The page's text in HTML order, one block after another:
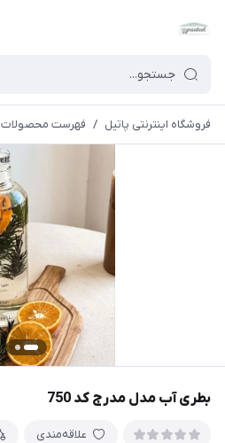
فروشگاه اینترنتی پاتیل / فهرست محصولات
بطری آب مدل مدرج کد 750
علاقه‌مندی